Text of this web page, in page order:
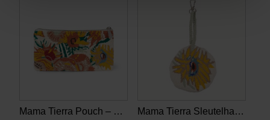
Mama Tierra Pouch – Van Gogh Zonnebloemen Mama Tierra Sleutelhanger – Van Gogh Zonnebloemen